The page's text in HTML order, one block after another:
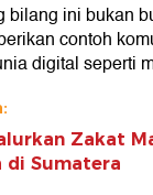
bilang ini bukan
contoh
digital seperti
Zakat
di Sumatera